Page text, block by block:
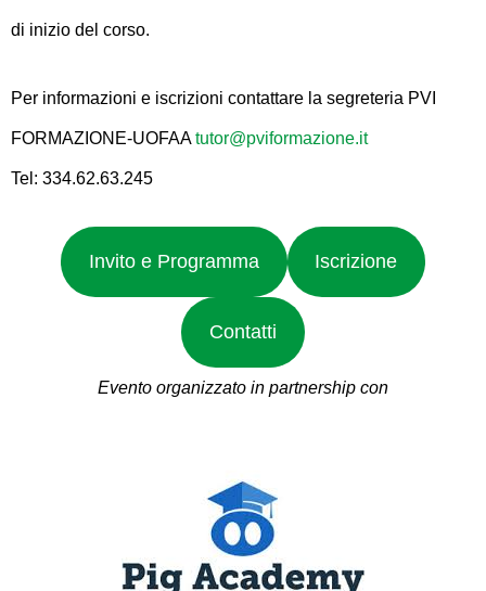
di inizio del corso.
Per informazioni e iscrizioni contattare la segreteria PVI
FORMAZIONE-UOFAAtutor@pviformazione.it
Tel: 334.62.63.245
Invito e Programma Iscrizione
Contatti
Evento organizzato in partnership con